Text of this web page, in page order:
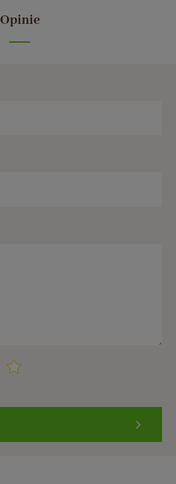
Opinie